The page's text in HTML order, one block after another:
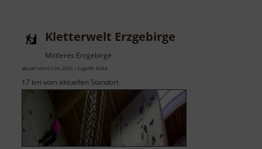
Kletterwelt Erzgebirge
Mittleres Erzgebirge
aktuell vom 07.06.2026 / Zugriffe: 8084
17 km vom aktuellen Standort